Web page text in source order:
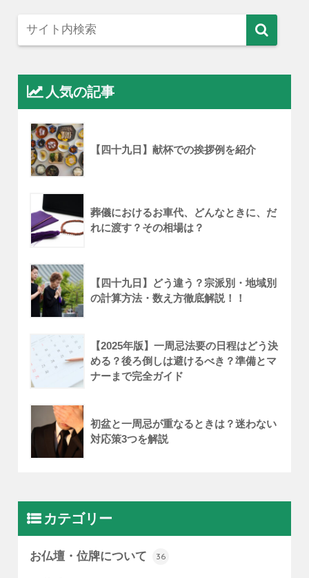
人気の記事
【四十九日】献杯での挨拶例を紹介
葬儀におけるお車代、どんなときに、だ
れに渡す？その相場は？
【四十九日】どう違う？宗派別・地域別
の計算方法・数え方徹底解説！！
【2025年版】一周忌法要の日程はどう決
める？後ろ倒しは避けるべき？準備とマ
ナーまで完全ガイド
初盆と一周忌が重なるときは？迷わない
対応策3つを解説
カテゴリー
お仏壇・位牌について 36